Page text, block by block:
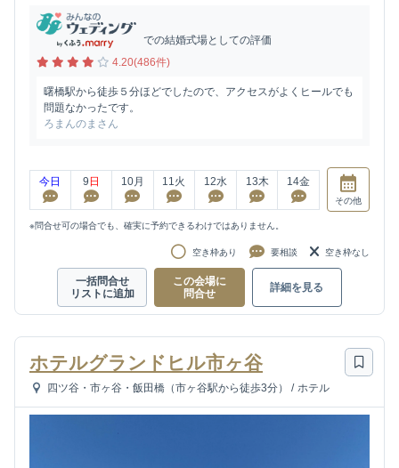
での結婚式場としての評価
4.20(486件)
曙橋駅から徒歩５分ほどでしたので、アクセスがよくヒールでも
問題なかったです。
ろまんのまさん
今日 9 日 10月 11 火 12水 13木 14金
その他
※問合せ可の場合でも、確実に予約できるわけではありません。
空き枠あり 要相談 空き枠なし
一括問合せ
リストに追加
この会場に
問合せ
詳細を見る
ホテルグランドヒル市ヶ谷
四ツ谷・市ヶ谷・飯田橋（市ヶ谷駅から徒歩3分） / ホテル